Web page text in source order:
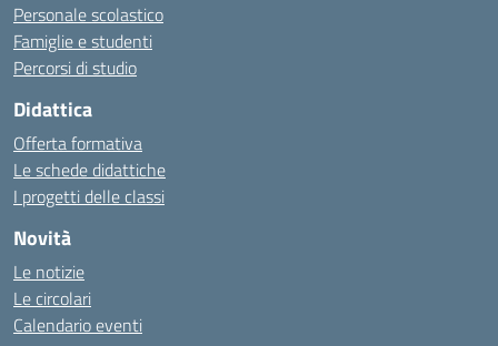
Personale scolastico
Famiglie e studenti
Percorsi di studio
Didattica
Offerta formativa
Le schede didattiche
I progetti delle classi
Novità
Le notizie
Le circolari
Calendario eventi